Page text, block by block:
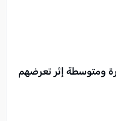
ومتوسطة إثر تعرضهم